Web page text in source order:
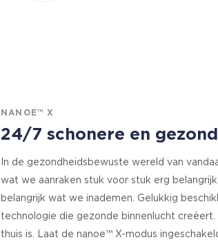
NANOE™ X
24/7 schonere en
In de gezondheidsbewuste wereld van
wat we aanraken stuk voor stuk erg
belangrijk wat we inademen. Gelukkig
technologie die gezonde binnenlucht
thuis is. Laat de nanoe™ X-modus